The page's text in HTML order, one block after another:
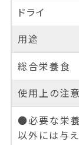
ドライ
用途
総合栄養食
使用上の注意
●必要な栄養
以外には与